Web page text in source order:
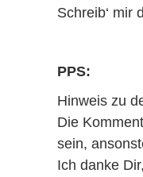
Schreib‘ mir
PPS:
Hinweis zu
Die
sein,
Ich danke